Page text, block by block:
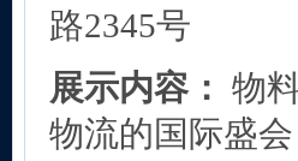
路2345号
展示内容： 物
物流的国际盛会